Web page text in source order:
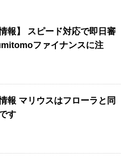
情報】 スピード対応で即日審
ファイナンスに注
報 マリウスはフローラと同
す